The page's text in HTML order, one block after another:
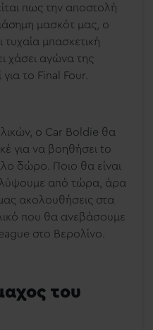
πως την αποστολή
μασκότ μας, ο
μπασκετική
χάσει αγώνα της
το Final Four.
ο Car Boldie θα
για να βοηθήσει to
δώρο. Ποιο θα είναι
από τώρα, άρα
ακολουθήσεις στα
που θα ανεβάσουμε
στο Βερολίνο.
του